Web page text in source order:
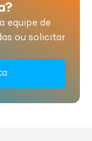
equipe de
ou solicitar